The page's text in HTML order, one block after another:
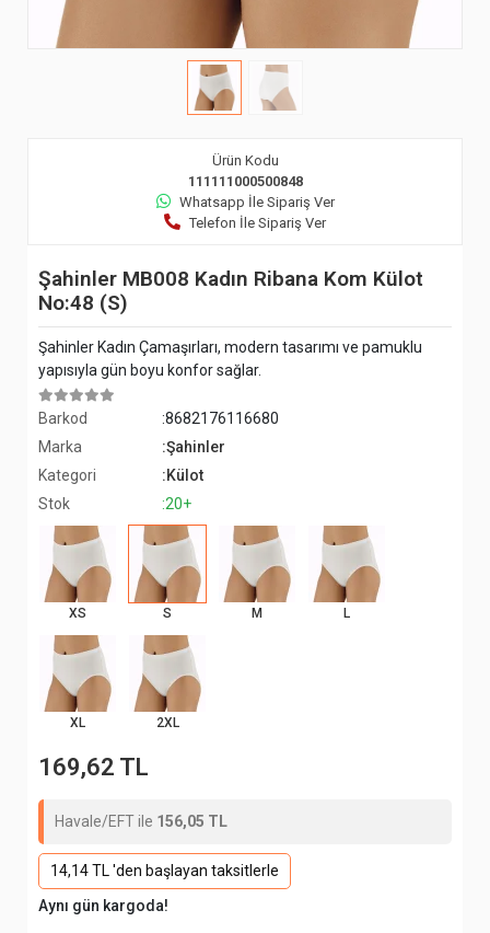
Ürün Kodu
111111000500848
Whatsapp İle Sipariş Ver
Telefon İle Sipariş Ver
Şahinler MB008 Kadın Ribana Kom Külot
No:48 (S)
Şahinler Kadın Çamaşırları, modern tasarımı ve pamuklu
yapısıyla gün boyu konfor sağlar.
Barkod
:8682176116680
Marka
:Şahinler
Kategori
:Külot
Stok
:20+
XS S M L
XL 2XL
169,62 TL
Havale/EFT ile 156,05 TL
14,14 TL 'den başlayan taksitlerle
Aynı gün kargoda!